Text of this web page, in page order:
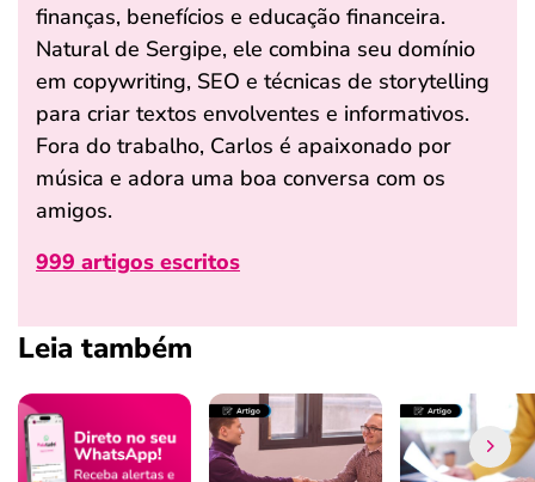
finanças, benefícios e educação financeira.
Natural de Sergipe, ele combina seu domínio
em copywriting, SEO e técnicas de storytelling
para criar textos envolventes e informativos.
Fora do trabalho, Carlos é apaixonado por
música e adora uma boa conversa com os
amigos.
999 artigos escritos
Leia também